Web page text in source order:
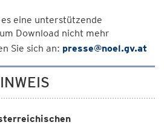
eine unterstützende
Download nicht mehr
Sie sich an: presse@noel.gv.at